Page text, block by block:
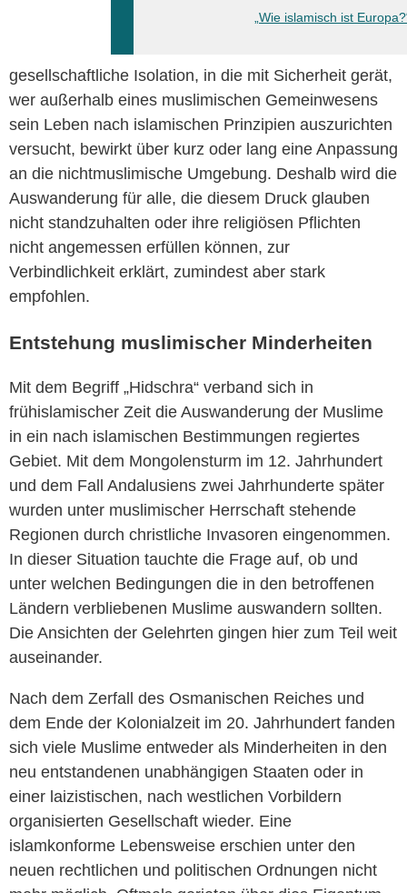
„Wie islamisch ist
gesellschaftliche Isolation, in die mit Sicherheit gerät,
wer außerhalb eines muslimischen Gemeinwesens
sein Leben nach islamischen Prinzipien auszurichten
versucht, bewirkt über kurz oder lang eine Anpassung
an die nichtmuslimische Umgebung. Deshalb wird die
Auswanderung für alle, die diesem Druck glauben
nicht standzuhalten oder ihre religiösen Pflichten
nicht angemessen erfüllen können, zur
Verbindlichkeit erklärt, zumindest aber stark
empfohlen.
Entstehung muslimischer Minderheiten
Mit dem Begriff „Hidschra“ verband sich in
frühislamischer Zeit die Auswanderung der Muslime
in ein nach islamischen Bestimmungen regiertes
Gebiet. Mit dem Mongolensturm im 12. Jahrhundert
und dem Fall Andalusiens zwei Jahrhunderte später
wurden unter muslimischer Herrschaft stehende
Regionen durch christliche Invasoren eingenommen.
In dieser Situation tauchte die Frage auf, ob und
unter welchen Bedingungen die in den betroffenen
Ländern verbliebenen Muslime auswandern sollten.
Die Ansichten der Gelehrten gingen hier zum Teil weit
auseinander.
Nach dem Zerfall des Osmanischen Reiches und
dem Ende der Kolonialzeit im 20. Jahrhundert fanden
sich viele Muslime entweder als Minderheiten in den
neu entstandenen unabhängigen Staaten oder in
einer laizistischen, nach westlichen Vorbildern
organisierten Gesellschaft wieder. Eine
islamkonforme Lebensweise erschien unter den
neuen rechtlichen und politischen Ordnungen nicht